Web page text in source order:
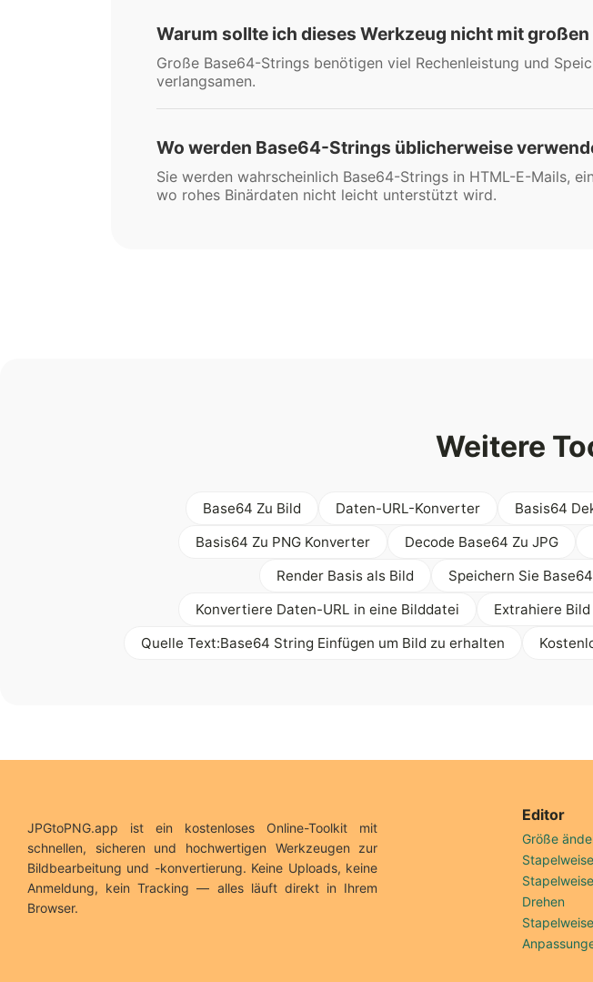
Warum sollte ich dieses Werkzeug nicht mit
Große Base64-Strings benötigen viel Rechenleistung und
verlangsamen.
Wo werden Base64-Strings üblicherweise
Sie werden wahrscheinlich Base64-Strings in HTML-E-Mails,
wo rohes Binärdaten nicht leicht unterstützt wird.
Weitere
Base64 Zu Bild Daten-URL-Konverter Basis64
Basis64 Zu PNG Konverter
Decode Base64 Zu JPG
Render Basis als Bild
Speichern Sie
Konvertiere Daten-URL in eine Bilddatei
Extrahiere
Quelle Text:Base64 String Einfügen um Bild zu erhalten
JPGtoPNG.app ist ein kostenloses Online-Toolkit mit
schnellen, sicheren und hochwertigen Werkzeugen zur
Bildbearbeitung und -konvertierung. Keine Uploads, keine
Anmeldung, kein Tracking — alles läuft direkt in Ihrem
Browser.
Editor
Größe
Drehen